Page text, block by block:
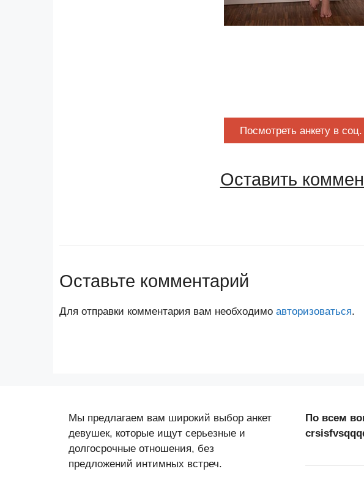
Посмотреть анкету в соц.
Оставить
Оставьте комментарий
Для отправки комментария вам необходимо авторизоваться.
Мы предлагаем вам широкий выбор анкет
девушек, которые ищут серьезные и
долгосрочные отношения, без
предложений интимных встреч.
По всем